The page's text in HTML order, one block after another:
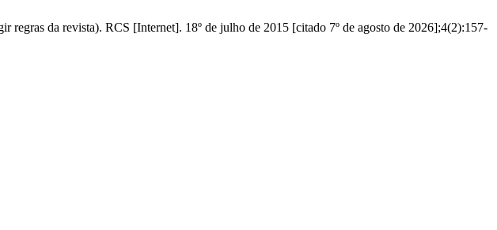
da revista). RCS [Internet]. 18º de julho de 2015 [citado 7º de agosto de 2026];4(2):157-